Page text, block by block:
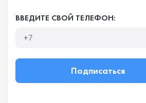
ВВЕДИТЕ СВОЙ ТЕЛЕФОН:
Подписаться